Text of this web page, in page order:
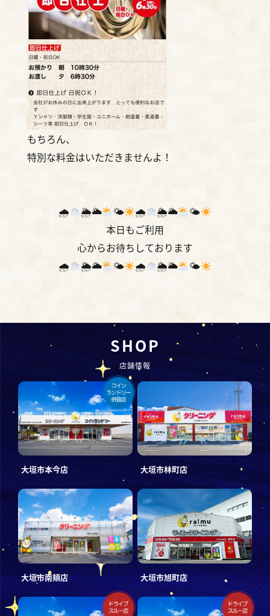
もちろん、
特別な料金はいただきませんよ！
🌧 🌦🌥 🌤 🌧 🌦🌥
🌤
本日もご利用
心からお待ちしております
🌧
🌦🌥 🌤 🌧 🌦🌥 🌤
SHOP
店舗情報
大垣市本今店 大垣市林町店
大垣市南頬店 大垣市旭町店